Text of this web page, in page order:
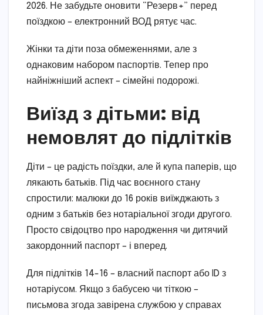
2026. Не забудьте оновити “Резерв+” перед
поїздкою – електронний ВОД рятує час.
Жінки та діти поза обмеженнями, але з
однаковим набором паспортів. Тепер про
найніжніший аспект – сімейні подорожі.
Виїзд з дітьми: від
немовлят до підлітків
Діти – це радість поїздки, але й купа паперів, що
лякають батьків. Під час воєнного стану
спростили: малюки до 16 років виїжджають з
одним з батьків без нотаріальної згоди другого.
Просто свідоцтво про народження чи дитячий
закордонний паспорт – і вперед.
Для підлітків 14-16 – власний паспорт або ID з
нотаріусом. Якщо з бабусею чи тіткою –
письмова згода завірена службою у справах